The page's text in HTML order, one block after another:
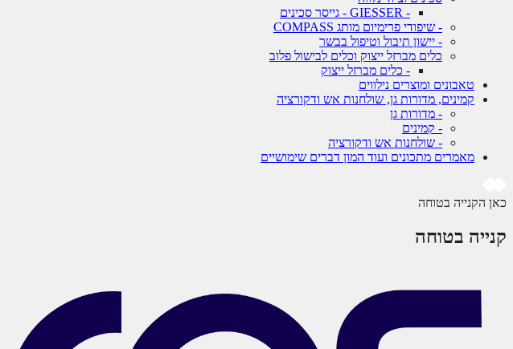
- GIESSER - גייסר סכינים
- שיפודי פרימיום מותג COMPASS
- יישון תיבול וטיפול בבשר
כלים מברזל ייצוק וכלים לבישול פלוב
- כלים מברזל ייצוק
טאבונים ומוצרים נילווים
קמינים, מדורות גן, שולחנות אש ודקורציה
- מדורות גן
- קמינים
- שולחנות אש ודקורציה
מאמרים מתכונים ועוד המון דברים שימושיים
כאן הקנייה בטוחה
קנייה בטוחה